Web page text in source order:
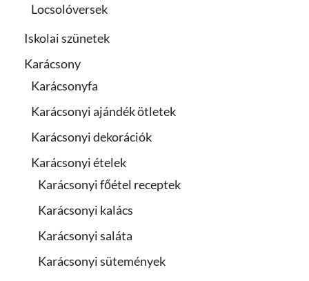
Locsolóversek
Iskolai szünetek
Karácsony
Karácsonyfa
Karácsonyi ajándék ötletek
Karácsonyi dekorációk
Karácsonyi ételek
Karácsonyi főétel receptek
Karácsonyi kalács
Karácsonyi saláta
Karácsonyi sütemények